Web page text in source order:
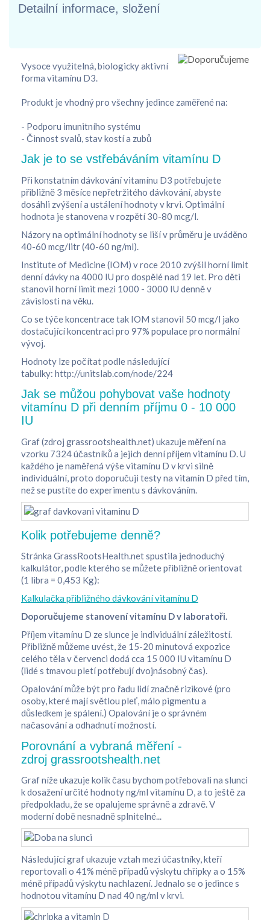
Detailní informace, složení
Vysoce využitelná, biologicky aktivní
forma vitamínu D3.
Produkt je vhodný pro všechny jedince zaměřené na:
- Podporu imunitního systému
- Činnost svalů, stav kostí a zubů
Jak je to se vstřebáváním vitamínu D
Při konstatním dávkování vitamínu D3 potřebujete
přibližně 3 měsíce nepřetržitého dávkování, abyste
dosáhli zvýšení a ustálení hodnoty v krvi. Optimální
hodnota je stanovena v rozpětí 30-80 mcg/l.
Názory na optimální hodnoty se liší v průměru je uváděno
40-60 mcg/litr (40-60 ng/ml).
Institute of Medicine (IOM) v roce 2010 zvýšil horní limit
denní dávky na 4000 IU pro dospělé nad 19 let. Pro děti
stanovil horní limit mezi 1000 - 3000 IU denně v
závislosti na věku.
Co se týče koncentrace tak IOM stanovil 50 mcg/l jako
dostačující koncentraci pro 97% populace pro normální
vývoj.
Hodnoty lze počítat podle následující
tabulky: http://unitslab.com/node/224
Jak se můžou pohybovat vaše hodnoty
vitamínu D při denním příjmu 0 - 10 000
IU
Graf (zdroj grassrootshealth.net) ukazuje měření na
vzorku 7324 účastníků a jejich denní příjem vitamínu D. U
každého je naměřená výše vitamínu D v krvi silně
individuální, proto doporučuji testy na vitamín D před tím,
než se pustíte do experimentu s dávkováním.
Kolik potřebujeme denně?
Stránka GrassRootsHealth.net spustila jednoduchý
kalkulátor, podle kterého se můžete přibližně orientovat
(1 libra = 0,453 Kg):
Kalkulačka přibližného dávkování vitamínu D
Doporučujeme stanovení vitamínu D v laboratoři.
Příjem vitamínu D ze slunce je individuální záležitostí.
Přibližně můžeme uvést, že 15-20 minutová expozice
celého těla v červenci dodá cca 15 000 IU vitamínu D
(lidé s tmavou pletí potřebují dvojnásobný čas).
Opalování může být pro řadu lidí značně rizikové (pro
osoby, které mají světlou pleť, málo pigmentu a
důsledkem je spálení.) Opalování je o správném
načasování a odhadnutí možností.
Porovnání a vybraná měření -
zdroj grassrootshealth.net
Graf níže ukazuje kolik času bychom potřebovali na slunci
k dosažení určité hodnoty ng/ml vitamínu D, a to ještě za
předpokladu, že se opalujeme správně a zdravě. V
moderní době nesnadně splnitelné...
Následující graf ukazuje vztah mezi účastníky, kteří
reportovali o 41% méně případů výskytu chřipky a o 15%
méně případů výskytu nachlazení. Jednalo se o jedince s
hodnotou vitamínu D nad 40 ng/ml v krvi.